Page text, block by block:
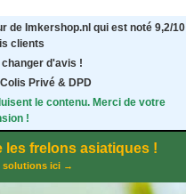
de Imkershop.nl qui est noté 9,2/10
clients
d'avis !
Privé & DPD
le contenu. Merci de votre
!
les frelons asiatiques !
solutions ici →